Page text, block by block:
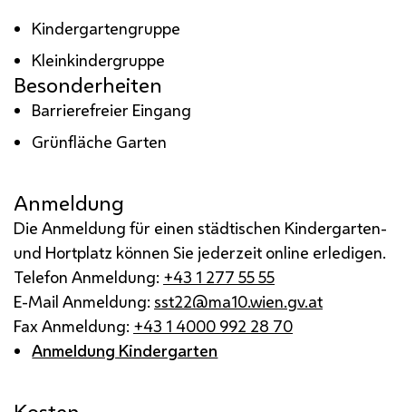
Kindergartengruppe
Kleinkindergruppe
Besonderheiten
Barrierefreier Eingang
Grünfläche Garten
Anmeldung
Die Anmeldung für einen städtischen Kindergarten-
und Hortplatz können Sie jederzeit online erledigen.
Telefon Anmeldung: +43 1 277 55 55
E-Mail Anmeldung: sst22@ma10.wien.gv.at
Fax Anmeldung: +43 1 4000 992 28 70
Anmeldung Kindergarten